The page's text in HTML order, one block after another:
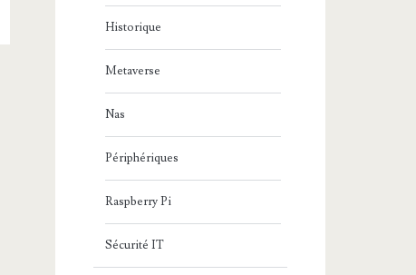
Historique
Metaverse
Nas
Périphériques
Raspberry Pi
Sécurité IT